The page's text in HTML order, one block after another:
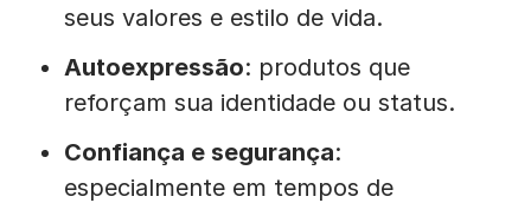
seus valores e estilo de vida.
Autoexpressão: produtos que
reforçam sua identidade ou status.
Confiança e segurança:
especialmente em tempos de